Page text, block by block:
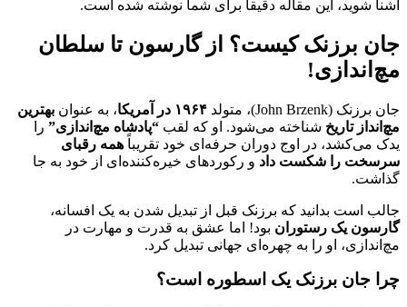
آشنا شوید، این مقاله دقیقاً برای شما نوشته شده است.
جان برزنک کیست؟ از گارسون تا سلطان
مچ‌اندازی!
جان برزنک (John Brzenk)، متولد ۱۹۶۴ در آمریکا ، به عنوان بهترین
مچ‌انداز تاریخ شناخته می‌شود. او که لقب “پادشاه مچ‌اندازی” را
یدک می‌کشد، در اوج دوران حرفه‌ای خود تقریباً همه رقبای
سرسخت را شکست داد و رکوردهای خیره‌کننده‌ای از خود به جا
گذاشت.
جالب است بدانید که برزنک قبل از تبدیل شدن به یک افسانه،
گارسون یک رستوران بود! اما عشق به قدرت و مهارت در
مچ‌اندازی، او را به چهره‌ای جهانی تبدیل کرد.
چرا جان برزنک یک اسطوره است؟